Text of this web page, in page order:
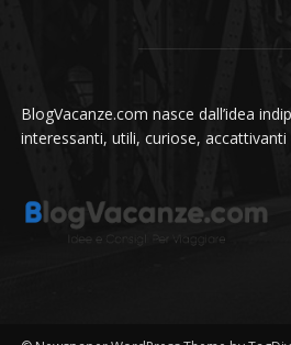
BlogVacanze.com nasce dall’idea
interessanti, utili, curiose,